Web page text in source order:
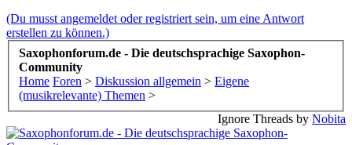
(Du musst angemeldet oder registriert sein, um eine Antwort
erstellen zu können.)
Saxophonforum.de - Die deutschsprachige Saxophon-
Community
Home Foren > Diskussion allgemein > Eigene
(musikrelevante) Themen >
Ignore Threads by Nobita